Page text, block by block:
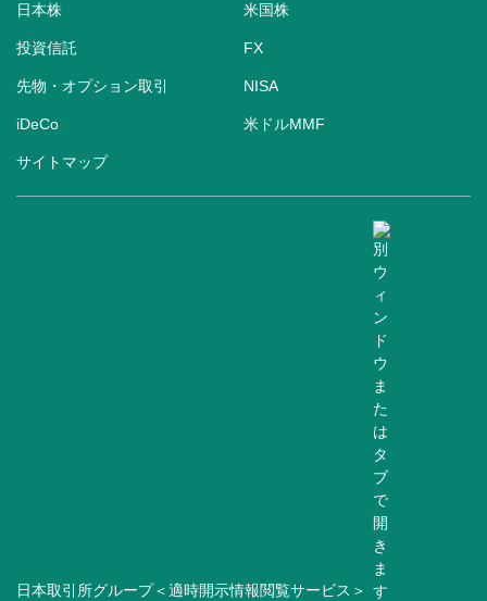
日本株 米国株
投資信託 FX
先物・オプション取引 NISA
iDeCo 米ドルMMF
サイトマップ
日本取引所グループ＜適時開示情報閲覧サービス＞